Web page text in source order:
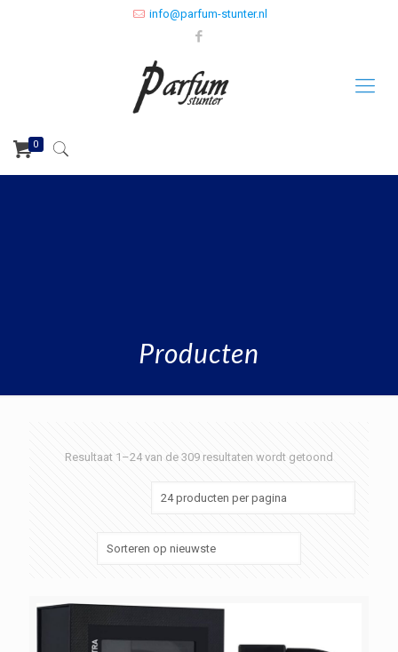
info@parfum-stunter.nl
0
Producten
Resultaat 1–24 van de 309 resultaten wordt getoond